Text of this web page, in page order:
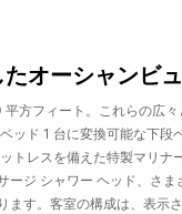
オーシャンビ
方フィート。これらの広々
ッド 1 台に変換可能な下段
トレスを備えた特製マリナ
ージ シャワー ヘッド、さ
ます。客室の構成は、表示